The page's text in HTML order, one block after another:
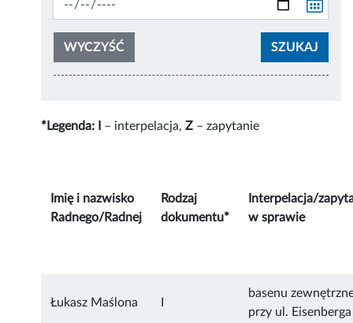
*Legenda: – interpelacja,Z – zapytanie
Imię i nazwisko
Radnego/Radnej
Rodzaj
dokumentu*
Interpelacja/
w sprawie
Łukasz Maślona
basenu
przy ul. Eisenberga